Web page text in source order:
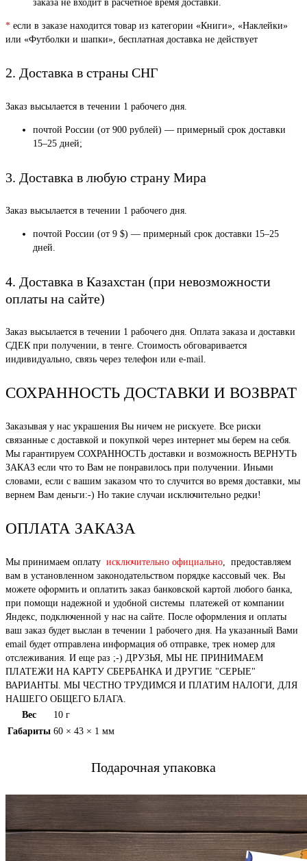
заказа не входит в расчетное время доставки.
* если в заказе находится товар из категории «Книги», «Наклейки»
или «Футболки и шапки», бесплатная доставка не действует
2. Доставка в страны СНГ
Заказ высылается в течении 1 рабочего дня.
почтой России (от 900 рублей) — примерный срок доставки
15–25 дней;
3. Доставка в любую страну Мира
Заказ высылается в течении 1 рабочего дня.
почтой России (от 9 $) — примерный срок доставки 15–25
дней.
4. Доставка в Казахстан (при невозможности
оплаты на сайте)
Заказ высылается в течении 1 рабочего дня. Оплата заказа и доставки
СДЕК при получении, в тенге. Стоимость обговаривается
индивидуально, связь через телефон или e-mail.
СОХРАННОСТЬ ДОСТАВКИ И ВОЗВРАТ
Заказывая у нас украшения Вы ничем не рискуете. Все риски
связанные с доставкой и покупкой через интернет мы берем на себя.
Мы гарантируем СОХРАННОСТЬ доставки и возможность ВЕРНУТЬ
ЗАКАЗ если что то Вам не понравилось при получении. Иными
словами, если с вашим заказом что то случится во время доставки, мы
вернем Вам деньги:-) Но такие случаи исключительно редки!
ОПЛАТА ЗАКАЗА
Мы принимаем оплату исключительно официально, предоставляем
вам в установленном законодательством порядке кассовый чек. Вы
можете оформить и оплатить заказ банковской картой любого банка,
при помощи надежной и удобной системы платежей от компании
Яндекс, подключенной у нас на сайте. После оформления и оплаты
ваш заказ будет выслан в течении 1 рабочего дня. На указанный Вами
email будет отправлена информация об отправке, трек номер для
отслеживания. И еще раз ;-) ДРУЗЬЯ, МЫ НЕ ПРИНИМАЕМ
ПЛАТЕЖИ НА КАРТУ СБЕРБАНКА И ДРУГИЕ "СЕРЫЕ"
ВАРИАНТЫ. МЫ ЧЕСТНО ТРУДИМСЯ И ПЛАТИМ НАЛОГИ, ДЛЯ
НАШЕГО ОБЩЕГО БЛАГА.
Вес
10 г
Габариты 60 × 43 × 1 мм
Подарочная упаковка